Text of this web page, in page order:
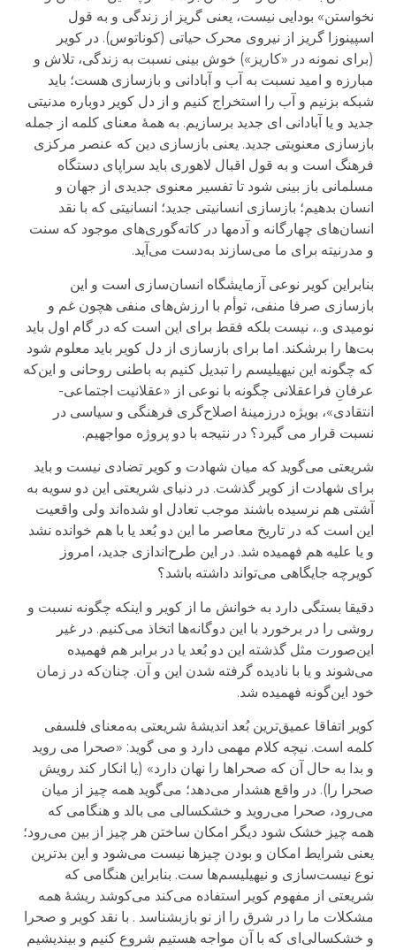
نخواستن» بودایی نیست، یعنی گریز از زندگی و به قول
اسپینوزا گریز از نیروی محرک حیاتی (کوناتوس). در کویر
(برای نمونه در «کاریز») خوش بینی نسبت به زندگی، تلاش و
مبارزه و امید نسبت به آب و آبادانی و بازسازی هست؛ باید
شبکه بزنیم و آب را استخراج کنیم و از دل کویر دوباره مدنیتی
جدید و یا آبادانی ای جدید برسازیم. به همهٔ معنای کلمه از جمله
بازسازی معنویتی جدید. یعنی بازسازی دین که عنصر مرکزی
فرهنگ است و به قول اقبال لاهوری باید سراپای دستگاه
مسلمانی باز بینی شود تا تفسیر معنوی جدیدی از جهان و
انسان بدهیم؛ بازسازی انسانیتی جدید؛ انسانیتی که با نقد
انسان‌های چهارگانه و آدمها در کاته‌گوری‌های موجود که سنت
و مدرنیته برای ما می‌سازند به‌دست می‌آید.
بنابراین کویر نوعی آزمایشگاه انسان‌سازی است و این
بازسازی صرفا منفی، توأم با ارزش‌های منفی هچون غم و
نومیدی و..، نیست بلکه فقط برای این است که در گام اول باید
بت‌ها را برشکند. اما برای بازسازی از دل کویر باید معلوم شود
که چگونه این نیهیلیسم را تبدیل کنیم به باطنی روحانی و این‌که
عرفانِ فراعقلانی چگونه با نوعی از «عقلانیت اجتماعی-
انتقادی»، بویژه درزمینهٔ اصلاح‌گری فرهنگی و سیاسی در
نسبت قرار می گیرد؟ در نتیجه با دو پروژه مواجهیم.
شریعتی می‌گوید که میان شهادت و کویر تضادی نیست و باید
برای شهادت از کویر گذشت. در دنیای شریعتی این دو سویه به
آشتی هم نرسیده باشند موجب تعادل او شده‌اند ولی واقعیت
این است که در تاریخ معاصر ما این دو بُعد یا با هم خوانده نشد
و یا علیه هم فهمیده شد. در این طرح‌اندازی جدید، امروز
کویرچه جایگاهی می‌تواند داشته باشد؟
دقیقا بستگی دارد به خوانش ما از کویر و اینکه چگونه نسبت و
روشی را در برخورد با این دوگانه‌ها اتخاذ می‌کنیم. در غیر
این‌صورت مثل گذشته این دو بُعد یا در برابر هم فهمیده
می‌شوند و یا با نادیده گرفته شدن این و آن. چنان‌که در زمان
خود این‌گونه فهمیده شد.
کویر اتفاقا عمیق‌ترین بُعد اندیشهٔ شریعتی به‌معنای فلسفی
کلمه است. نیچه کلام مهمی دارد و می گوید: «صحرا می روید
و بدا به حال آن که صحراها را نهان دارد» (یا انکار کند رویش
صحرا را). در واقع هشدار می‌دهد؛ می‌گوید همه چیز از میان
می‌رود، صحرا می‌روید و خشکسالی می بالد و هنگامی که
همه چیز خشک شود دیگر امکان ساختن هر چیز از بین می‌رود؛
یعنی شرایط امکان و بودن چیزها نیست می‌شود و این بدترین
نوع نیست‌سازی و نیهیلیسم‌ها ست. بنابراین هنگامی که
شریعتی از مفهوم کویر استفاده می‌کند می‌کوشد ریشهٔ همه
مشکلات ما را در شرق را از نو بازبشناسد . با نقد کویر و صحرا
و خشکسالی‌ای که با آن مواجه هستیم شروع کنیم و بیندیشیم